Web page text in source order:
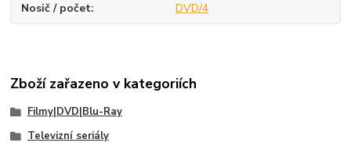
Nosič / počet DVD/4
Zboží zařazeno v kategoriích
Filmy|DVD|Blu-Ray
Televizní seriály